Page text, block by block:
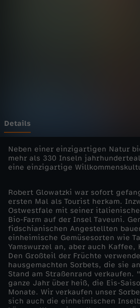
w
a
n
d
e
r
n
-
Details
Neben einer einzigartigen Natur
mehr als 330 Inseln
eine einzigartige
Robert Glowatzki war sofort
ersten Mal als Tourist herkam.
Ostwestfale mit seiner
Bio-Farm auf der Insel Taveuni.
fidschianischen Angestellten
einheimische Gemüsesorten wie
Yamswurzel an, aber auch Kaffee,
Den Großteil der Früchte
hausgemachten Sorbets, die sie
Stand am Straßenrand verkaufen.
ganze Jahr über heiß, die Eis-
Monate. Wir verkaufen unser
sich auch die einheimischen